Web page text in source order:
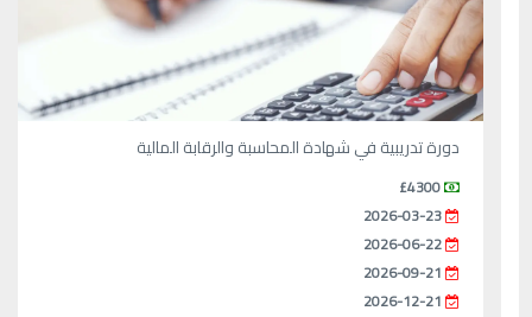
دورة تدريبية في شهادة المحاسبة والرقابة المالية
£4300
2026-03-23
2026-06-22
2026-09-21
2026-12-21